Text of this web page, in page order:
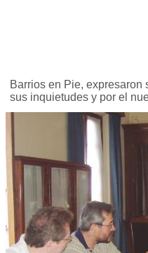
Barrios en Pie, expresaron
sus inquietudes y por el